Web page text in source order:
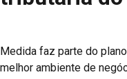
Medida faz parte do
melhor ambiente de